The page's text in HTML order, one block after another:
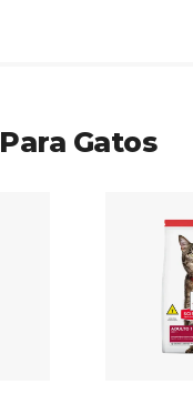
Para Gatos